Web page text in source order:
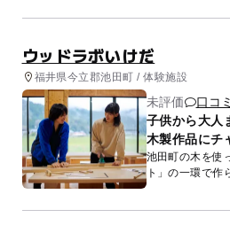
ウッドラボいけだ
福井県今立郡池田町 / 体験施設
未評価
口コ
子供から大人
木製作品にチ
池田町の木を使
ト」の一環で作
大人まで楽しめ